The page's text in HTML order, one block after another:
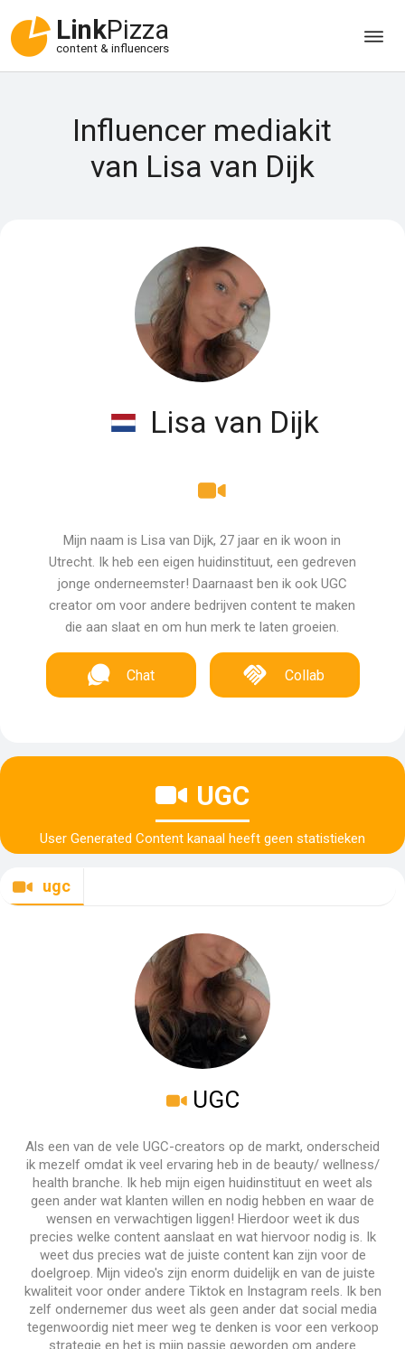
LinkPizza
content & influencers
Influencer mediakit
van Lisa van Dijk
Lisa van Dijk
Mijn naam is Lisa van Dijk, 27 jaar en ik woon in
Utrecht. Ik heb een eigen huidinstituut, een gedreven
jonge onderneemster! Daarnaast ben ik ook UGC
creator om voor andere bedrijven content te maken
die aan slaat en om hun merk te laten groeien.
Chat Collab
UGC
User Generated Content kanaal heeft geen statistieken
ugc
UGC
Als een van de vele UGC-creators op de markt, onderscheid
ik mezelf omdat ik veel ervaring heb in de beauty/ wellness/
health branche. Ik heb mijn eigen huidinstituut en weet als
geen ander wat klanten willen en nodig hebben en waar de
wensen en verwachtigen liggen! Hierdoor weet ik dus
precies welke content aanslaat en wat hiervoor nodig is. Ik
weet dus precies wat de juiste content kan zijn voor de
doelgroep. Mijn video's zijn enorm duidelijk en van de juiste
kwaliteit voor onder andere Tiktok en Instagram reels. Ik ben
zelf ondernemer dus weet als geen ander dat social media
tegenwoordig niet meer weg te denken is voor een verkoop
strategie en het is mijn passie geworden om andere